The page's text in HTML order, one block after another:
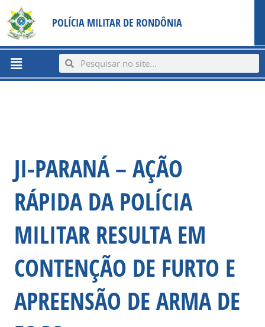
content
para
conteúdo
POLÍCIA MILITAR DE RONDÔNIA
Menu SearchSearch
JI-PARANÁ – AÇÃO
RÁPIDA DA POLÍCIA
MILITAR RESULTA EM
CONTENÇÃO DE FURTO E
APREENSÃO DE ARMA DE